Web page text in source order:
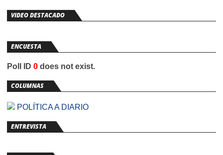
VIDEO DESTACADO
ENCUESTA
Poll ID 0 does not exist.
COLUMNAS
POLÍTICA A DIARIO
ENTREVISTA